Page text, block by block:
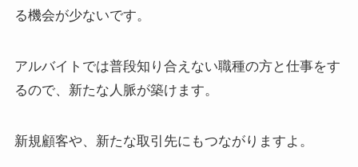
る機会が少ないです。
アルバイトでは普段知り合えない職種の方と仕事をす
るので、新たな人脈が築けます。
新規顧客や、新たな取引先にもつながりますよ。